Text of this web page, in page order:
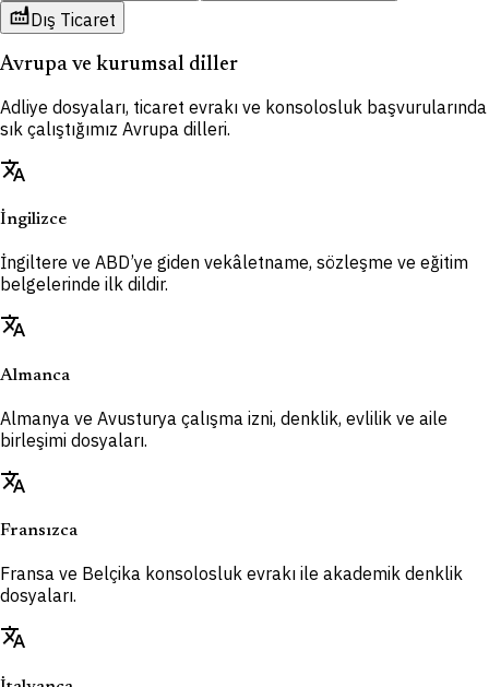
factoryDış Ticaret
Avrupa ve kurumsal diller
Adliye dosyaları, ticaret evrakı ve konsolosluk başvurularında
sık çalıştığımız Avrupa dilleri.
translate
İngilizce
İngiltere ve ABD’ye giden vekâletname, sözleşme ve eğitim
belgelerinde ilk dildir.
translate
Almanca
Almanya ve Avusturya çalışma izni, denklik, evlilik ve aile
birleşimi dosyaları.
translate
Fransızca
Fransa ve Belçika konsolosluk evrakı ile akademik denklik
dosyaları.
translate